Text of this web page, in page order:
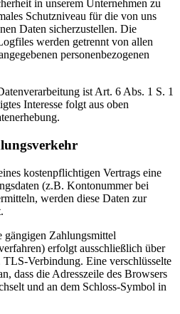
in unserem Unternehmen zu
Schutzniveau für die von uns
Daten sicherzustellen. Die
werden getrennt von allen
personenbezogenen
ist Art. 6 Abs. 1 S. 1
Interesse folgt aus oben
kostenpflichtigen Vertrags eine
(z.B. Kontonummer bei
werden diese Daten zur
Zahlungsmittel
erfolgt ausschließlich über
Verbindung. Eine verschlüsselte
dass die Adresszeile des Browsers
und an dem Schloss-Symbol in